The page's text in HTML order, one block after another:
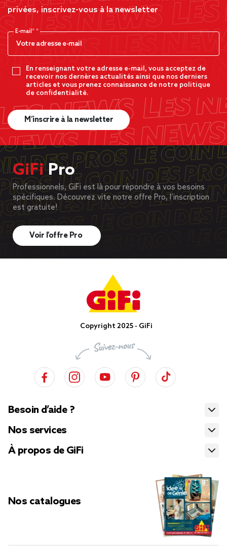
privées, inscrivez-vous à la newsletter
E-mail*
En renseignant votre adresse e-mail, vous acceptez de
recevoir nos dernères actualités ainsi que nos derniers
articles et vous prenez connaissance de notre politique
de confidentialité.
M’inscrire à la newsletter
GiFiPro
Professionnels, GiFi est là pour répondre à vos besoins
spécifiques. Découvrez vite notre offre Pro, l’inscription
est gratuite!
Voir l’offre Pro
Copyright 2025 - GiFi
Besoin d’aide ?
Nos services
À propos de GiFi
Nos catalogues